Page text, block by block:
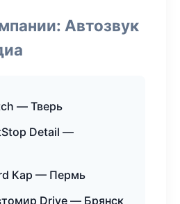
Автозвук
— Тверь
Detail —
Кар — Пермь
Drive — Брянск